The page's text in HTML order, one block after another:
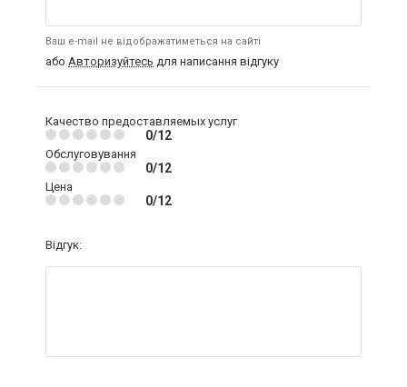
Ваш e-mail не відображатиметься на сайті
або Авторизуйтесь для написання відгуку
Качество предоставляемых услуг
0/12
Обслуговування
0/12
Цена
0/12
Відгук: